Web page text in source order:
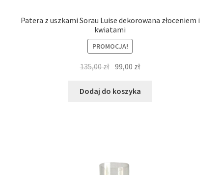
Patera z uszkami Sorau Luise dekorowana złoceniem i
kwiatami
PROMOCJA!
135,00zł Pierwotna
wynosiła:
99,00 złAktualna
wynosi:
Dodaj do koszyka